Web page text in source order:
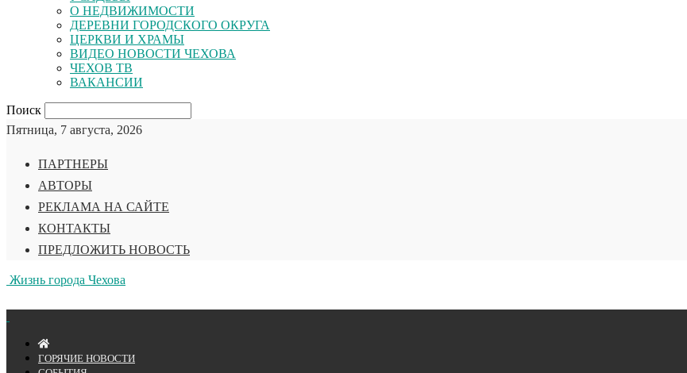
О НЕДВИЖИМОСТИ
ДЕРЕВНИ ГОРОДСКОГО ОКРУГА
ЦЕРКВИ И ХРАМЫ
ВИДЕО НОВОСТИ ЧЕХОВА
ЧЕХОВ ТВ
ВАКАНСИИ
Поиск
Пятница, 7 августа, 2026
ПАРТНЕРЫ
АВТОРЫ
РЕКЛАМА НА САЙТЕ
КОНТАКТЫ
ПРЕДЛОЖИТЬ НОВОСТЬ
Жизнь города Чехова
ГОРЯЧИЕ НОВОСТИ